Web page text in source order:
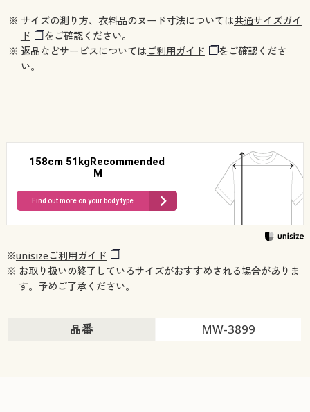
※ サイズの測り方、衣料品のヌード寸法については共通サイズガイ
ド
をご確認ください。
※ 返品などサービスについてはご利用ガイド
をご確認くださ
い。
158cm 51kgRecommended
M
Find out more on your body type
※unisizeご利用ガイド
※ お取り扱いの終了しているサイズがおすすめされる場合がありま
す。予めご了承ください。
品番 MW-3899